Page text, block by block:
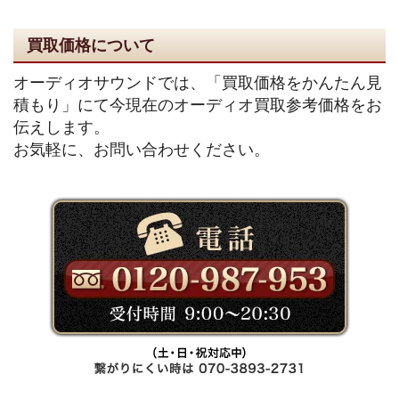
買取価格について
オーディオサウンドでは、「買取価格をかんたん見
積もり」にて今現在のオーディオ買取参考価格をお
伝えします。
お気軽に、お問い合わせください。